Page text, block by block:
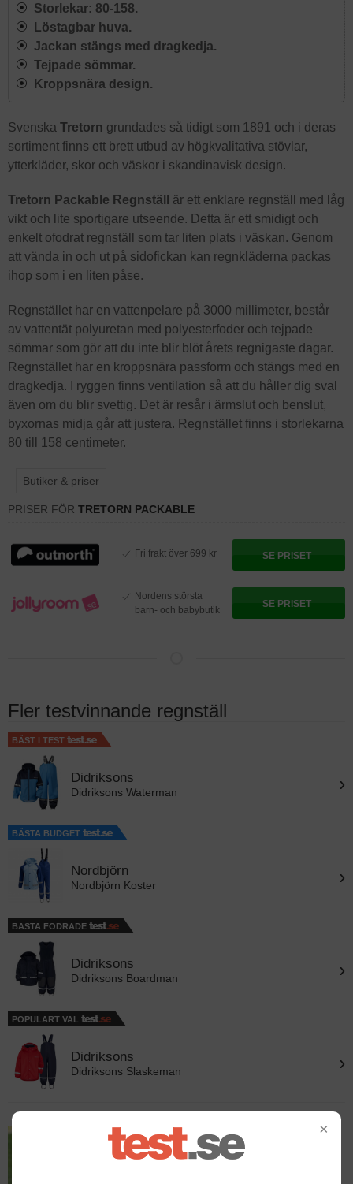
×
Storlekar: 80-158.
Löstagbar huva.
Jackan stängs med dragkedja.
Tejpade sömmar.
Kroppsnära design.
Svenska Tretorn grundades så tidigt som 1891 och i deras
sortiment finns ett brett utbud av högkvalitativa stövlar,
ytterkläder, skor och väskor i skandinavisk design.
Tretorn Packable Regnställ
är ett enklare regnställ med låg
vikt och lite sportigare utseende. Detta är ett smidigt och
enkelt ofodrat regnställ som tar liten plats i väskan. Genom
att vända in och ut på sidofickan kan regnkläderna packas
ihop som i en liten påse.
Regnstället har en vattenpelare på 3000 millimeter, består
av vattentät polyuretan med polyesterfoder och tejpade
sömmar som gör att du inte blir blöt årets regnigaste dagar.
Regnstället har en kroppsnära passform och stängs med en
dragkedja. I ryggen finns ventilation så att du håller dig sval
även om du blir svettig. Det är resår i ärmslut och benslut,
byxornas midja går att justera. Regnstället finns i storlekarna
80 till 158 centimeter.
Butiker & priser
PRISER FÖR TRETORN PACKABLE
Fri frakt över 699 kr SE PRISET
Nordens största
barn- och babybutik
SE PRISET
Fler testvinnande regnställ
BÄST I TEST
Didriksons
Didriksons Waterman ›
BÄSTA BUDGET
Nordbjörn
Nordbjörn Koster ›
BÄSTA FODRADE
Didriksons
Didriksons Boardman ›
POPULÄRT VAL
Didriksons
Didriksons Slaskeman ›